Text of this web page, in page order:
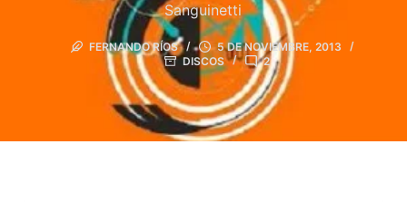
Sanguinetti
FERNANDO RÍOS
5 DE NOVIEMBRE, 2013
DISCOS
2